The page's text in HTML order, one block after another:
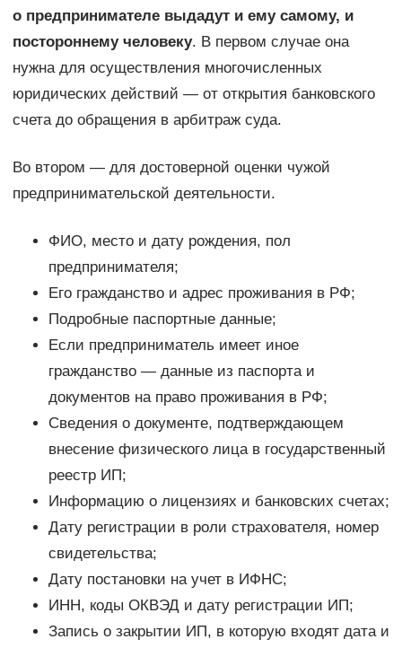
о предпринимателе выдадут и ему самому, и
постороннему человеку. В первом случае она
нужна для осуществления многочисленных
юридических действий — от открытия банковского
счета до обращения в арбитраж суда.
Во втором — для достоверной оценки чужой
предпринимательской деятельности.
ФИО, место и дату рождения, пол
предпринимателя;
Его гражданство и адрес проживания в РФ;
Подробные паспортные данные;
Если предприниматель имеет иное
гражданство — данные из паспорта и
документов на право проживания в РФ;
Сведения о документе, подтверждающем
внесение физического лица в государственный
реестр ИП;
Информацию о лицензиях и банковских счетах;
Дату регистрации в роли страхователя, номер
свидетельства;
Дату постановки на учет в ИФНС;
ИНН, коды ОКВЭД и дату регистрации ИП;
Запись о закрытии ИП, в которую входят дата и